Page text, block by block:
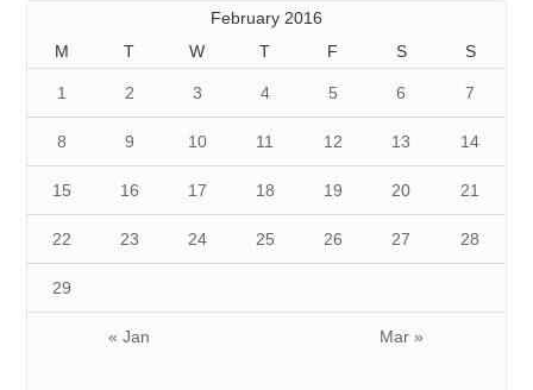
February 2016
M
T W T F S S
« Jan Mar »
1 2 3 4 5 6 7
8 9 10 11 12 13 14
15 16 17 18 19 20 21
22 23 24 25 26 27 28
29